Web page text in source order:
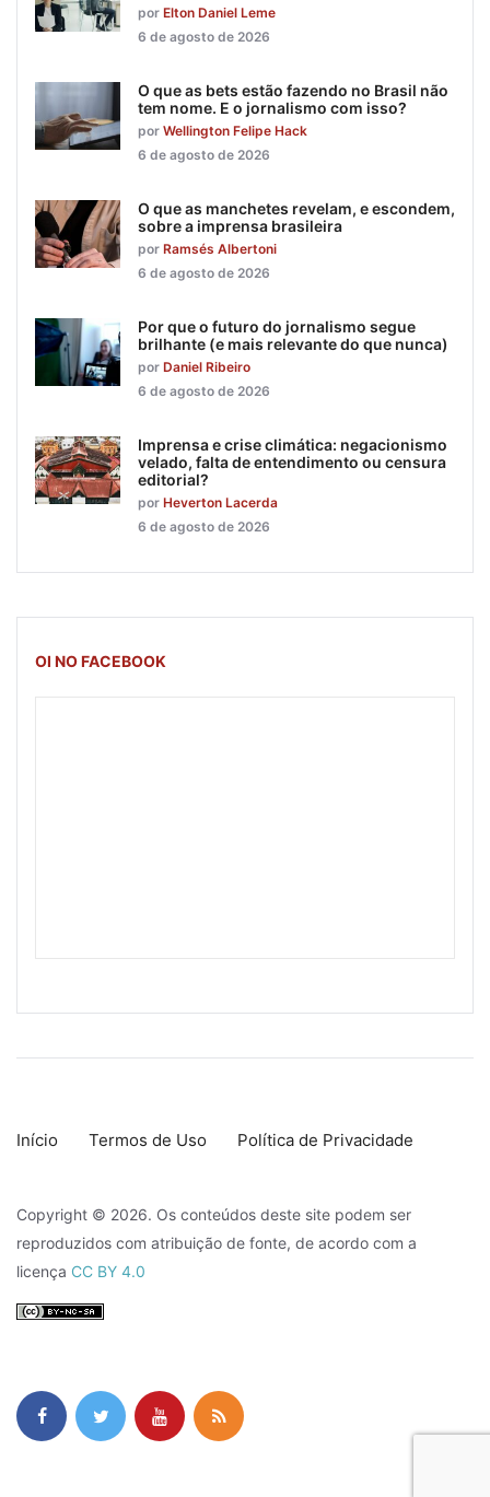
por Elton Daniel Leme
6 de agosto de 2026
O que as bets estão fazendo no Brasil não
tem nome. E o jornalismo com isso?
por Wellington Felipe Hack
6 de agosto de 2026
O que as manchetes revelam, e escondem,
sobre a imprensa brasileira
por Ramsés Albertoni
6 de agosto de 2026
Por que o futuro do jornalismo segue
brilhante (e mais relevante do que nunca)
por Daniel Ribeiro
6 de agosto de 2026
Imprensa e crise climática: negacionismo
velado, falta de entendimento ou censura
editorial?
por Heverton Lacerda
6 de agosto de 2026
OI NO FACEBOOK
Início Termos de Uso Política de Privacidade
Copyright © 2026. Os conteúdos deste site podem ser
reproduzidos com atribuição de fonte, de acordo com a
licença CC BY 4.0